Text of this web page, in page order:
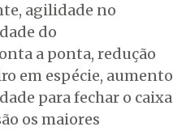
agilidade no
do
a ponta, redução
em espécie, aumento
para fechar o caixa
os maiores